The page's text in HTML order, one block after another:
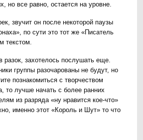
но все равно, остается на уровне.
звучит он после некоторой паузы
по сути это тот же «Писатель
текстом.
захотелось послушать еще.
группы разочарованы не будут, но
познакомиться с творчеством
то лучше начать с более ранних
из разряда «ну нравится кое-что»
именно этот «Король и Шут» то что